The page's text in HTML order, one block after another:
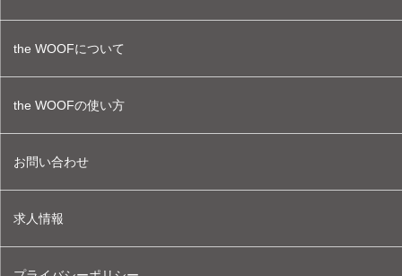
the WOOFについて
the WOOFの使い方
お問い合わせ
求人情報